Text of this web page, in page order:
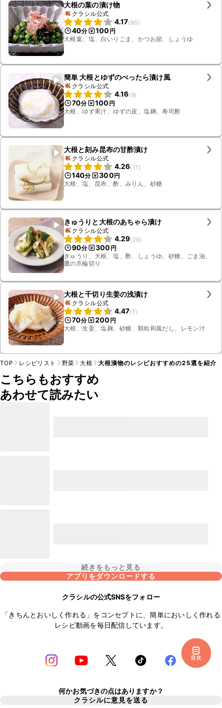
大根の葉の漬け物
クラシル公式
4.17(86)
40分 100 円
大根葉、塩、白いりごま、かつお節、しょうゆ
簡単 大根とゆずのべったら漬け風
クラシル公式
4.16(9)
70分 100 円
大根、ゆず果汁、ゆずの皮、塩麹、寿司酢
大根と刻み昆布の甘酢漬け
クラシル公式
4.26(11 )
140分 300円
大根、塩、昆布、酢、みりん、砂糖
きゅうりと大根のあちゃら漬け
クラシル公式
4.29(29)
90分 300 円
きゅうり、大根、塩、酢、しょうゆ、砂糖、ごま油、
鷹の爪輪切り
大根と千切り生姜の浅漬け
クラシル公式
4.47(7)
70分 200 円
大根、生姜、塩麹、砂糖、顆粒和風だし、レモン汁
目次
TOP レシピリスト 野菜 大根 大根漬物のレシピおすすめの25選を紹介
こちらもおすすめ
あわせて読みたい
続きをもっと見る
アプリをダウンロードする
クラシルの公式SNSをフォロー
「きちんとおいしく作れる」をコンセプトに、簡単においしく作れる
レシピ動画を毎日配信しています。
何かお気づきの点はありますか？
クラシルに意見を送る